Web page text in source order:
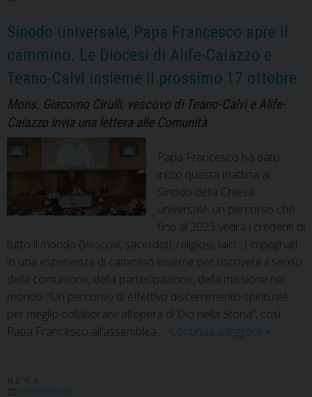
Caiazzo
e
Teano-
Dal
1
cammino
Sinodo universale, Papa Francesco apre il
cammino. Le Diocesi di Alife-Caiazzo e
Teano-Calvi insieme il prossimo 17 ottobre
Mons. Giacomo Cirulli, vescovo di Teano-Calvi e Alife-
Caiazzo invia una lettera alle Comunità
Papa Francesco ha dato
inizio questa mattina al
Sinodo della Chiesa
universale: un percorso che
fino al 2023 vedrà i credenti di
tutto il mondo (Vescovi, sacerdoti, religiosi, laici…) impegnati
in una esperienza di cammino insieme per riscrivere il senso
della comunione, della partecipazione, della missione nel
mondo. “Un percorso di effettivo discernimento spirituale…
per meglio collaborare all’opera di Dio nella Storia”, così
Papa Francesco all’assemblea … Continua a leggere Sinodo
»
25 GIUGNO 2021